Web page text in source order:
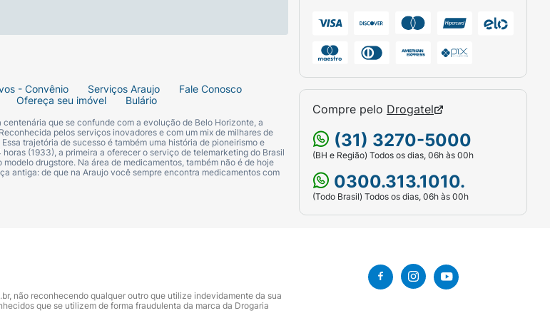
- Convênio Serviços Araujo
Fale Conosco
Ofereça seu imóvel Bulário
que se confunde com a evolução de Belo Horizonte, a
pelos serviços inovadores e com um mix de milhares de
trajetória de sucesso é também uma história de pioneirismo e
(1933), a primeira a oferecer o serviço de telemarketing do Brasil
drugstore. Na área de medicamentos, também não é de hoje
antiga: de que na Araujo você sempre encontra medicamentos com
Compre pelo Drogatel
(31) 3270-5000
(BH e Região) Todos os dias, 06h às 00h
0300.313.1010.
(Todo Brasil) Todos os dias, 06h às 00h
não reconhecendo qualquer outro que utilize indevidamente da sua
que se utilizem de forma fraudulenta da marca da Drogaria